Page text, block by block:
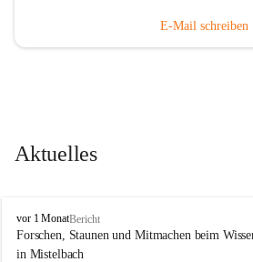
E-Mail schreiben
Aktuelles
V
o
l
vor 1 MonatBericht
Forschen, Staunen und Mitmachen beim
in Mistelbach